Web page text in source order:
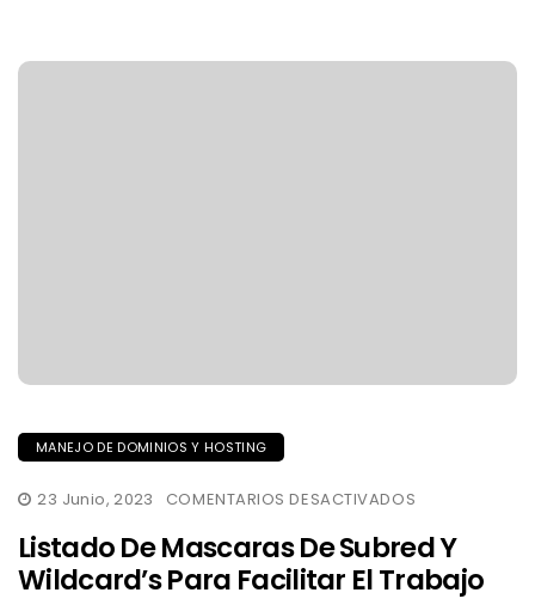
MANEJO DE DOMINIOS Y HOSTING
23 Junio, 2023 COMENTARIOS DESACTIVADOS
DE
MASCARAS
DE
SUBRED
Listado De Mascaras De Subred Y
Wildcard’s Para Facilitar El Trabajo